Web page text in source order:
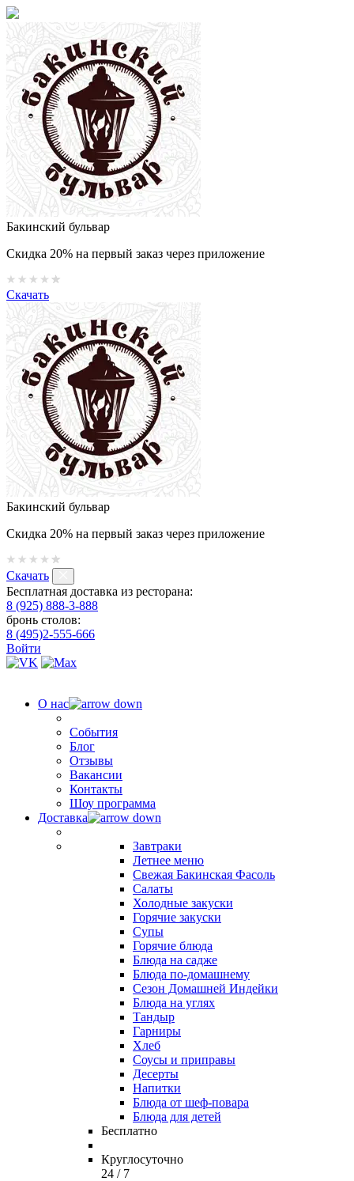
Бакинский бульвар
Скидка 20% на первый заказ через приложение
Скачать
Бакинский бульвар
Скидка 20% на первый заказ через приложение
Скачать
Бесплатная доставка из ресторана:
8 (925) 888-3-888
бронь столов:
8 (495)2-555-666
Войти
О нас
События
Блог
Отзывы
Вакансии
Контакты
Шоу программа
Доставка
Завтраки
Летнее меню
Свежая Бакинская Фасоль
Салаты
Холодные закуски
Горячие закуски
Супы
Горячие блюда
Блюда на садже
Блюда по-домашнему
Сезон Домашней Индейки
Блюда на углях
Тандыр
Гарниры
Хлеб
Соусы и приправы
Десерты
Напитки
Блюда от шеф-повара
Блюда для детей
Бесплатно
Круглосуточно
24 / 7